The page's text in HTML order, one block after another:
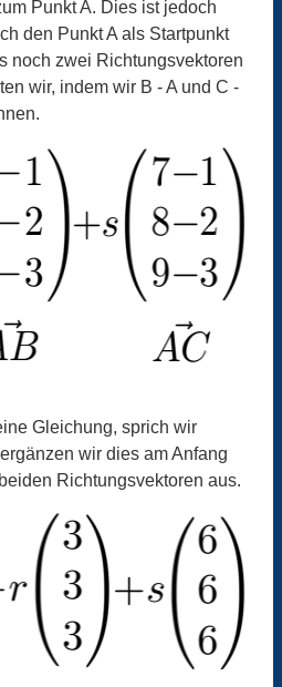
Punkt A. Dies ist jedoch
den Punkt A als Startpunkt
noch zwei Richtungsvektoren
wir, indem wir B - A und C -
Gleichung, sprich wir
wir dies am Anfang
Richtungsvektoren aus.